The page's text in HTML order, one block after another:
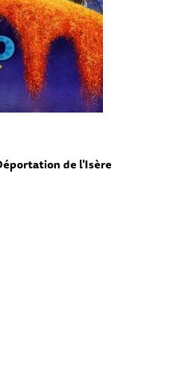
de l'Isère